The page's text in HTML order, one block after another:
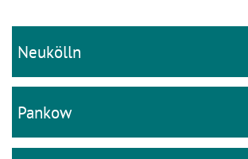
Neukölln
Pankow